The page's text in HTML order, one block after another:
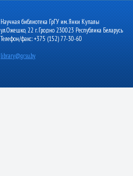
Научная библиотека ГрГУ им. Янки Купалы
ул.Ожешко, 22 г. Гродно 230023 Республика Беларусь
Телефон/факс: +375 (152) 77-30-60
library@grsu.by